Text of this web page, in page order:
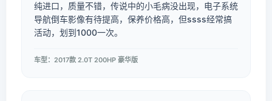
纯进口，质量不错，传说中的小毛病没出现，电子系统
导航倒车影像有待提高，保养价格高，但ssss经常搞
活动，划到1000一次。
车型：2017款 2.0T 200HP 豪华版